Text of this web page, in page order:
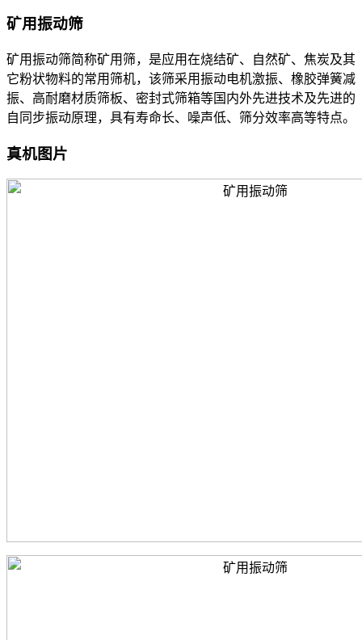
矿用振动筛
矿用振动筛简称矿用筛，是应用在烧结矿、自然矿、焦炭及其
它粉状物料的常用筛机，该筛采用振动电机激振、橡胶弹簧减
振、高耐磨材质筛板、密封式筛箱等国内外先进技术及先进的
自同步振动原理，具有寿命长、噪声低、筛分效率高等特点。
真机图片